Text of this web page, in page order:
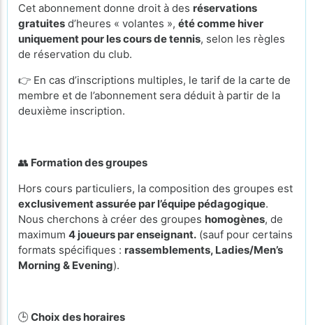
Cet abonnement donne droit à des réservations
gratuites d’heures « volantes », été comme hiver
uniquement pour les cours de tennis, selon les règles
de réservation du club.
👉 En cas d’inscriptions multiples, le tarif de la carte de
membre et de l’abonnement sera déduit à partir de la
deuxième inscription.
👥 Formation des groupes
Hors cours particuliers, la composition des groupes est
exclusivement assurée par l’équipe pédagogique.
Nous cherchons à créer des groupes homogènes, de
maximum 4 joueurs par enseignant. (sauf pour certains
formats spécifiques : rassemblements, Ladies/Men’s
Morning & Evening).
🕒 Choix des horaires